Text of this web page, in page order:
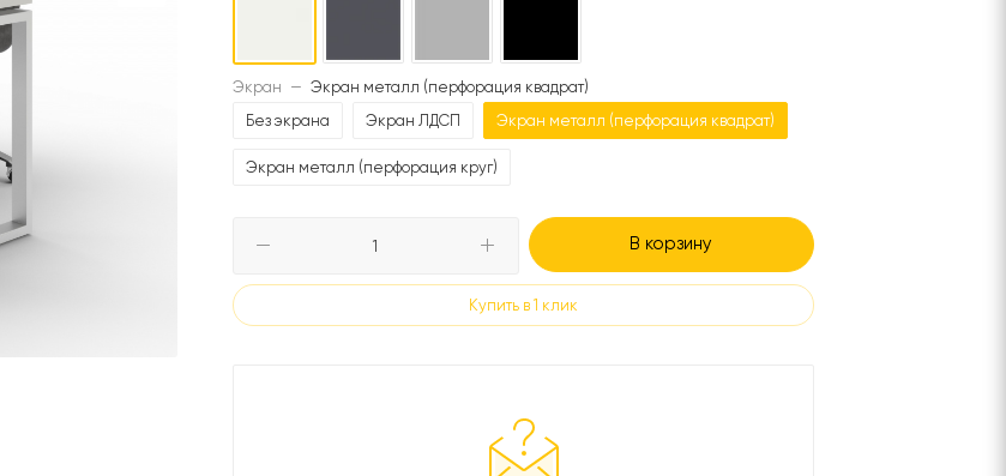
Экран — Экран металл (перфорация квадрат)
Без экрана
Экран ЛДСП Экран металл (перфорация квадрат)
Экран металл (перфорация круг)
В корзину
Купить в 1 клик